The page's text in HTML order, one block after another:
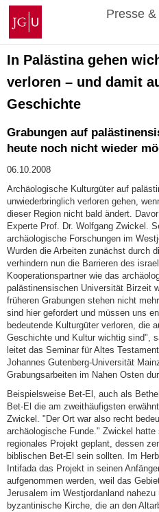
Zum
Inhalt
springen
Johannes
Gutenberg-
Universität
Mainz
Presse
In Palästina gehen
verloren – und damit
Geschichte
Grabungen auf
heute noch nicht wieder
06.10.2008
Archäologische Kulturgüter auf
unwiederbringlich verloren gehen,
dieser Region nicht bald ändert.
Experte Prof. Dr. Wolfgang Zwickel.
archäologische Forschungen im
Wurden die Arbeiten zunächst durch
verhindern nun die Barrieren des
Kooperationspartner wie das
palästinensischen Universität Birzeit
früheren Grabungen stehen nicht
sind hier gefordert und müssen uns
bedeutende Kulturgüter verloren, die
Geschichte und Kultur wichtig sind",
leitet das Seminar für Altes
Johannes Gutenberg-Universität
Grabungsarbeiten im Nahen Osten
Beispielsweise Bet-El, auch als
Bet-El die am zweithäufigsten
Zwickel. "Der Ort war also recht
archäologische Funde." Zwickel
regionales Projekt geplant, dessen
biblischen Bet-El sein sollten. Im
Intifada das Projekt in seinen
aufgenommen werden, weil das
Jerusalem im Westjordanland
byzantinische Kirche, die an den